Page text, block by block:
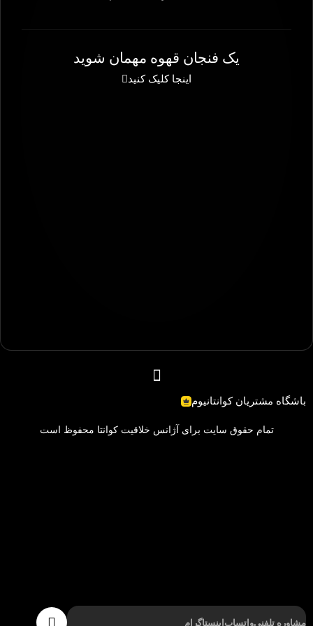
مشاوره تلفنیواتساپ اینستاگرام
یک فنجان قهوه مهمان شوید
اینجا کلیک کنید
تمام حقوق سایت برای آژانس خلاقیت کوانتا محفوظ است
باشگاه مشتریان کوانتانیوم